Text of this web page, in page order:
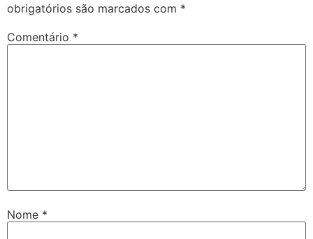
obrigatórios são marcados com *
Comentário *
Nome *